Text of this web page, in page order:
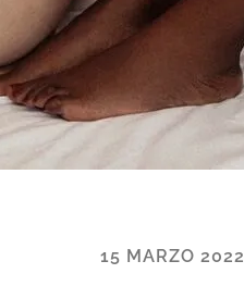
15 MARZO 2022